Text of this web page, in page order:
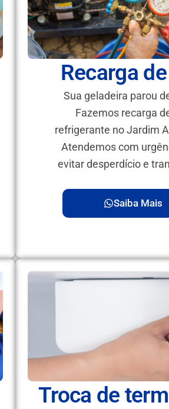
Recarga
Sua geladeira parou
Fazemos recarga
refrigerante no Jardim
Atendemos com
evitar desperdício e
Saiba Mais
Troca de